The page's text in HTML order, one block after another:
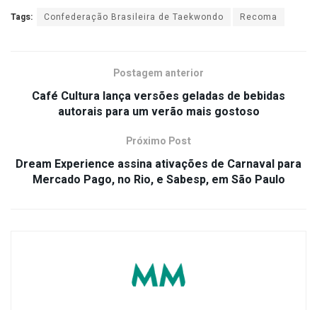
Tags: Confederação Brasileira de Taekwondo Recoma
Postagem anterior
Café Cultura lança versões geladas de bebidas
autorais para um verão mais gostoso
Próximo Post
Dream Experience assina ativações de Carnaval para
Mercado Pago, no Rio, e Sabesp, em São Paulo